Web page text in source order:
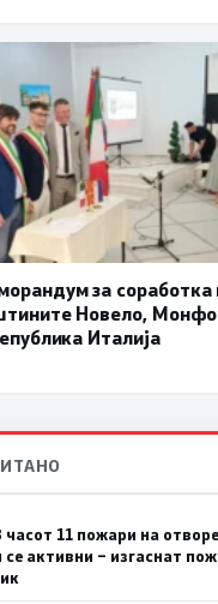
за соработка
Новело,
Италија
11 пожари на
активни – изгаснат